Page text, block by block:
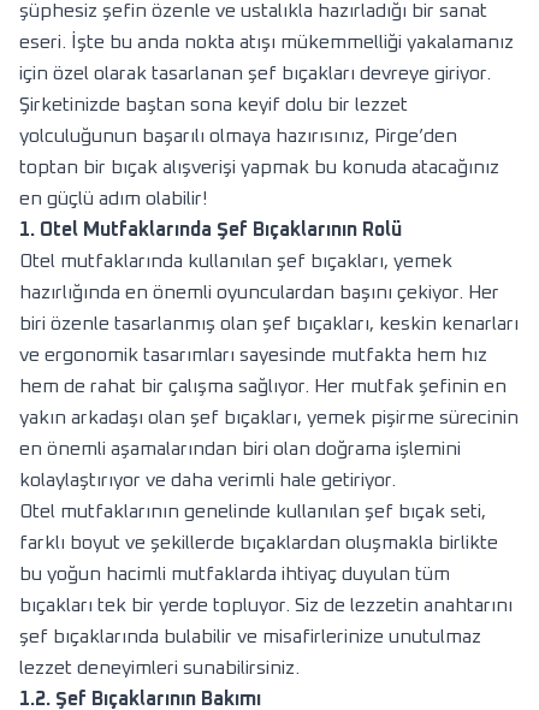
şüphesiz şefin özenle ve ustalıkla hazırladığı bir sanat
eseri. İşte bu anda nokta atışı mükemmelliği yakalamanız
için özel olarak tasarlanan şef bıçakları devreye giriyor.
Şirketinizde baştan sona keyif dolu bir lezzet
yolculuğunun başarılı olmaya hazırısınız, Pirge’den
toptan bir bıçak alışverişi yapmak bu konuda atacağınız
en güçlü adım olabilir!
1. Otel Mutfaklarında Şef Bıçaklarının Rolü
Otel mutfaklarında kullanılan şef bıçakları, yemek
hazırlığında en önemli oyunculardan başını çekiyor. Her
biri özenle tasarlanmış olan şef bıçakları, keskin kenarları
ve ergonomik tasarımları sayesinde mutfakta hem hız
hem de rahat bir çalışma sağlıyor. Her mutfak şefinin en
yakın arkadaşı olan şef bıçakları, yemek pişirme sürecinin
en önemli aşamalarından biri olan doğrama işlemini
kolaylaştırıyor ve daha verimli hale getiriyor.
Otel mutfaklarının genelinde kullanılan şef bıçak seti,
farklı boyut ve şekillerde bıçaklardan oluşmakla birlikte
bu yoğun hacimli mutfaklarda ihtiyaç duyulan tüm
bıçakları tek bir yerde topluyor. Siz de lezzetin anahtarını
şef bıçaklarında bulabilir ve misafirlerinize unutulmaz
lezzet deneyimleri sunabilirsiniz.
1.2. Şef Bıçaklarının Bakımı